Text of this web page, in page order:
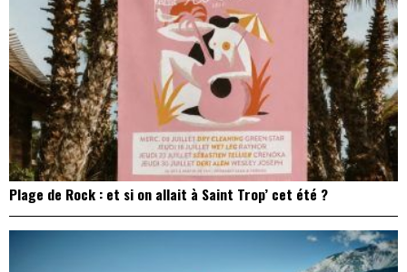
Plage de Rock : et si on allait à Saint Trop’ cet été ?